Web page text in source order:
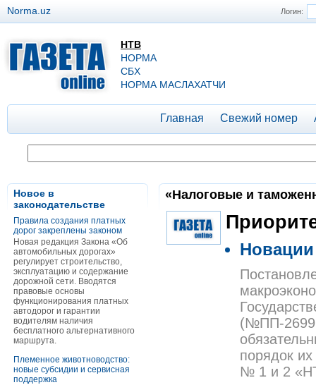
Логин:
Norma.uz
НТВ
НОРМА
СБХ
НОРМА МАСЛАХАТЧИ
Главная Свежий номер
Новое в
законодательстве
Правила создания платных
дорог закреплены законом
Новая редакция Закона «Об
автомобильных дорогах»
регулирует строительство,
эксплуатацию и содержание
дорожной сети. Вводятся
правовые основы
функционирования платных
автодорог и гарантии
водителям наличия
бесплатного альтернативного
маршрута.
Племенное животноводство:
новые субсидии и сервисная
поддержка
«Налоговые и
Новации
(№ПП-2699
порядок
№ 1 и 2